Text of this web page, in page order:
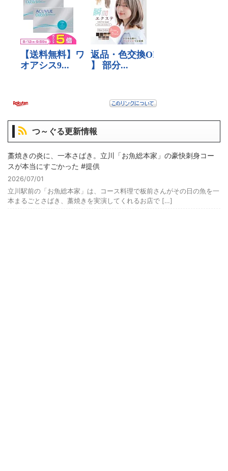
つ～ぐる更新情報
藁焼きの炎に、一本さばき。立川「お魚総本家」の豪快刺身コー
スが本当にすごかった #提供
2026/07/01
立川駅前の「お魚総本家」は、コース料理で板前さんがその日の魚を一
本まるごとさばき、藁焼きを実演してくれるお店で […]